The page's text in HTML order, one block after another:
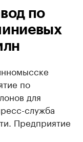
по
по
для
служба
Предприятие